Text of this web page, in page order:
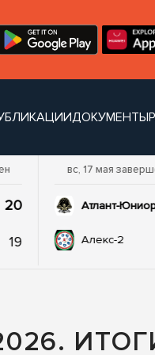
ДОКУМЕНТЫ
20
19
вс, 17 мая
Атлант-
Алекс-2